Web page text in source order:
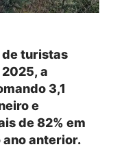
de turistas
a
3,1
e
de 82% em
ano anterior.